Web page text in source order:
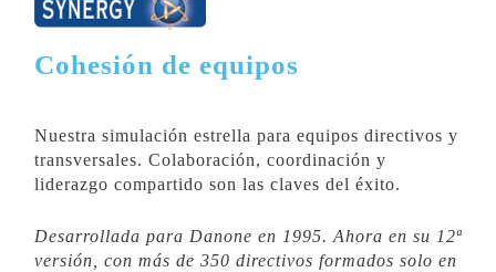
Cohesión de equipos
Nuestra simulación estrella para equipos directivos y
transversales. Colaboración, coordinación y
liderazgo compartido son las claves del éxito.
Desarrollada para Danone en 1995. Ahora en su 12ª
versión, con más de 350 directivos formados solo en